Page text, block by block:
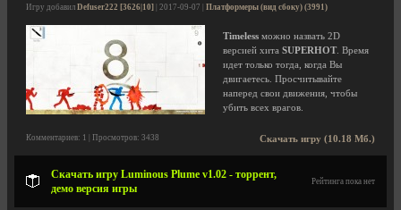
Игру добавил Defuser222 [3626|10] | 2017-09-07 | Платформеры (вид сбоку) (3991)
Timeless можно назвать 2D
версией хита SUPERHOT. Время
идет только тогда, когда Вы
двигаетесь. Просчитывайте
наперед свои движения, чтобы
убить всех врагов.
Скачать игру (10.18 Мб.)
Комментариев: 1 | Просмотров: 3438
Скачать игру Luminous Plume v1.02 - торрент,
демо версия игры
Рейтинга пока нет